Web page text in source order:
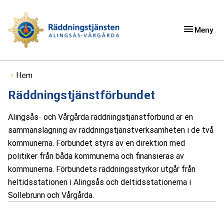
Meny
Du är här:
Hem
Räddningstjänstförbundet
Alingsås- och Vårgårda räddningstjänstförbund är en
sammanslagning av räddningstjänstverksamheten i de två
kommunerna. Förbundet styrs av en direktion med
politiker från båda kommunerna och finansieras av
kommunerna. Förbundets räddningsstyrkor utgår från
heltidsstationen i Alingsås och deltidsstationerna i
Sollebrunn och Vårgårda.